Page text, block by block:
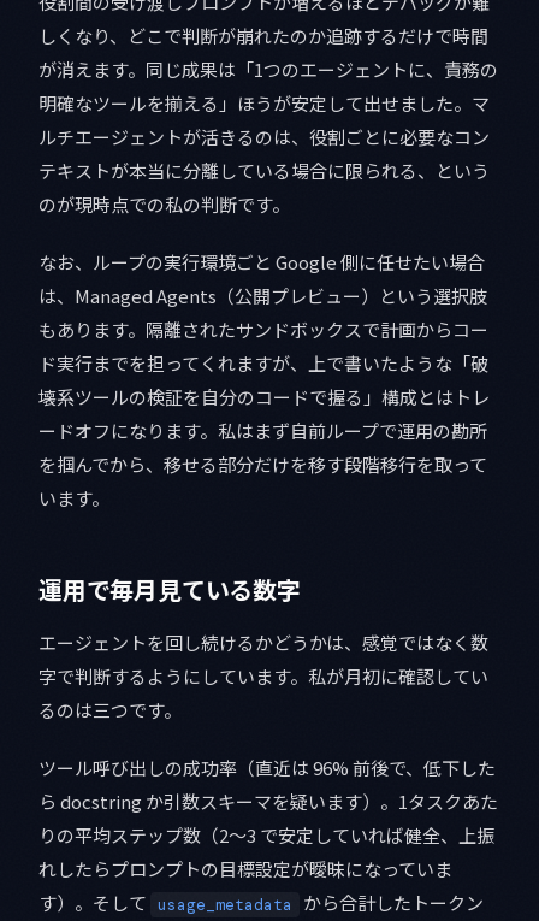
しくなり、どこで判断が崩れたのか追跡するだけで時間
が消えます。同じ成果は「1つのエージェントに、責務の
明確なツールを揃える」ほうが安定して出せました。マ
ルチエージェントが活きるのは、役割ごとに必要なコン
テキストが本当に分離している場合に限られる、という
のが現時点での私の判断です。
なお、ループの実行環境ごと Google 側に任せたい場合
は、Managed Agents（公開プレビュー）という選択肢
もあります。隔離されたサンドボックスで計画からコー
ド実行までを担ってくれますが、上で書いたような「破
壊系ツールの検証を自分のコードで握る」構成とはトレ
ードオフになります。私はまず自前ループで運用の勘所
を掴んでから、移せる部分だけを移す段階移行を取って
います。
運用で毎月見ている数字
エージェントを回し続けるかどうかは、感覚ではなく数
字で判断するようにしています。私が月初に確認してい
るのは三つです。
ツール呼び出しの成功率（直近は 96% 前後で、低下した
ら docstring か引数スキーマを疑います）。1タスクあた
りの平均ステップ数（2〜3 で安定していれば健全、上振
れしたらプロンプトの目標設定が曖昧になっていま
す）。そして usage_metadata
から合計したトークン